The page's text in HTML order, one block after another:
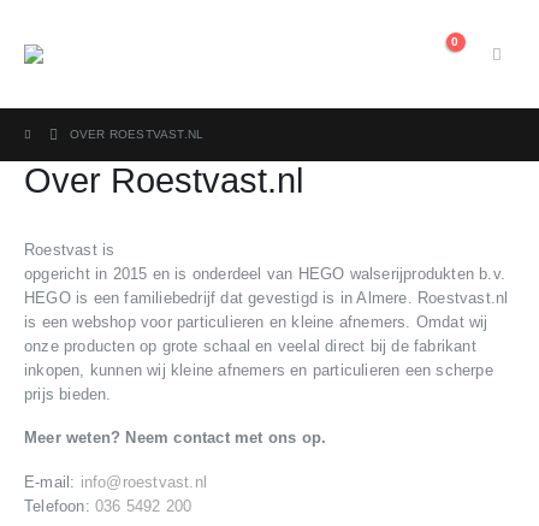
0
OVER ROESTVAST.NL
Over Roestvast.nl
Roestvast is
opgericht in 2015 en is onderdeel van HEGO walserijprodukten b.v.
HEGO is een familiebedrijf dat gevestigd is in Almere. Roestvast.nl
is een webshop voor particulieren en kleine afnemers. Omdat wij
onze producten op grote schaal en veelal direct bij de fabrikant
inkopen, kunnen wij kleine afnemers en particulieren een scherpe
prijs bieden.
Meer weten? Neem contact met ons op.
E-mail: info@roestvast.nl
Telefoon:036 5492 200